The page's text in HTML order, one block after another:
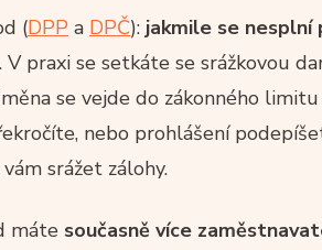
(DPP a DPČ): jakmile se nesplní
. V praxi se setkáte se srážkovou
se vejde do zákonného
nebo prohlášení
srážet zálohy.
máte současně více